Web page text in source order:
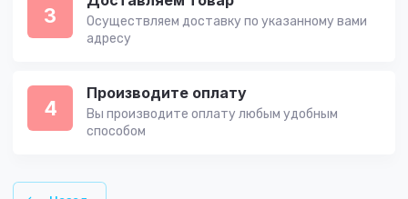
3
Осуществляем доставку по указанному вами
адресу
4
Производите оплату
Вы производите оплату любым удобным
способом